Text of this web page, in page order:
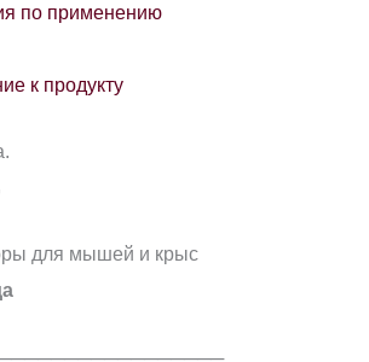
по применению
к продукту
для мышей и крыс